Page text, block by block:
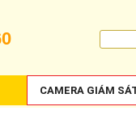
CAMERA GIÁM